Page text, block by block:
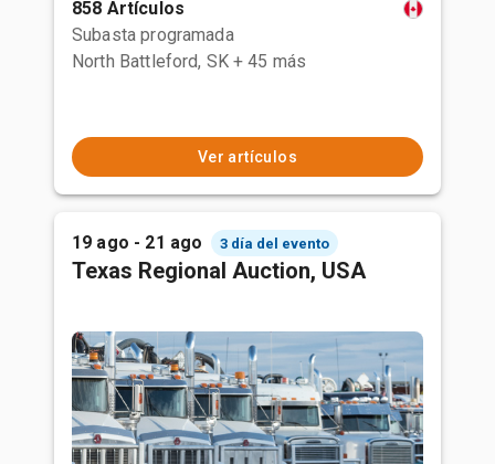
858 Artículos
Subasta programada
North Battleford, SK + 45 más
Ver artículos
19 ago - 21 ago 3 día del evento
Texas Regional Auction, USA